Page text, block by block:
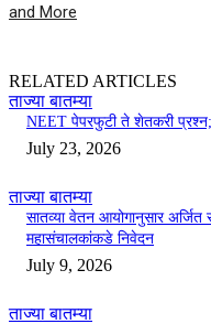
and More
RELATED ARTICLES
ताज्या बातम्या
NEET पेपरफुटी ते शेतकरी प्रश्न;
July 23, 2026
ताज्या बातम्या
सातव्या वेतन आयोगानुसार
महासंचालकांकडे निवेदन
July 9, 2026
ताज्या बातम्या